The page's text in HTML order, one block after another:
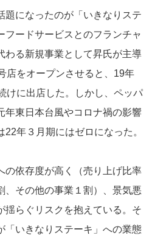
になったのが「いきなりステ
フードサービスとのフランチャ
わる新規事業として昇氏が主導
店をオープンさせると、19年
けに出店した。しかし、ペッパ
年東日本台風やコロナ禍の影響
年３月期にはゼロになった。
依存度が高く（売り上げ比率
、その他の事業１割）、景気悪
揺らぐリスクを抱えている。そ
「いきなりステーキ」への業態